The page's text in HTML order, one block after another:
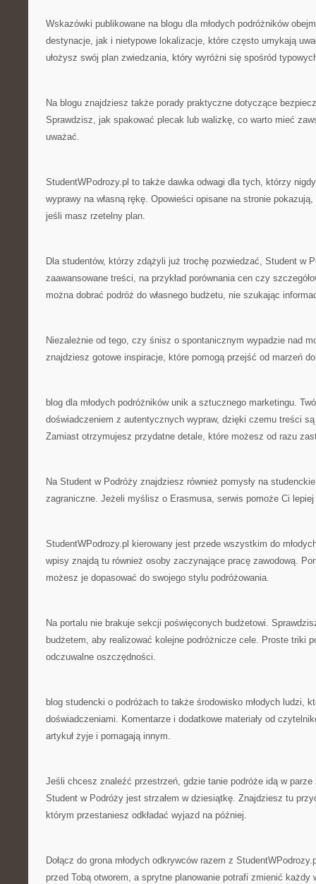
Wskazówki publikowane na blogu dla młodych podróżników
destynacje, jak i nietypowe lokalizacje, które często umykają
ułożysz swój plan zwiedzania, który wyróżni się spośród
Na blogu znajdziesz także porady praktyczne dotyczące
Sprawdzisz, jak spakować plecak lub walizkę, co warto mieć
uważać.
StudentWPodrozy.pl to także dawka odwagi dla tych, którzy
wyprawy na własną rękę. Opowieści opisane na stronie
jeśli masz rzetelny plan.
Dla studentów, którzy zdążyli już trochę pozwiedzać, Student w
zaawansowane treści, na przykład porównania cen czy
można dobrać podróż do własnego budżetu, nie szukając
Niezależnie od tego, czy śnisz o spontanicznym wypadzie nad
znajdziesz gotowe inspiracje, które pomogą przejść od marzeń do
blog dla młodych podróżników unik a sztucznego marketingu.
doświadczeniem z autentycznych wypraw, dzięki czemu treści
Zamiast otrzymujesz przydatne detale, które możesz od razu
Na Student w Podróży znajdziesz również pomysły na
zagraniczne. Jeżeli myślisz o Erasmusa, serwis pomoże Ci
StudentWPodrozy.pl kierowany jest przede wszystkim do
wpisy znajdą tu również osoby zaczynające pracę zawodową.
możesz je dopasować do swojego stylu podróżowania.
Na portalu nie brakuje sekcji poświęconych budżetowi.
budżetem, aby realizować kolejne podróżnicze cele. Proste triki
odczuwalne oszczędności.
blog studencki o podróżach to także środowisko młodych ludzi,
doświadczeniami. Komentarze i dodatkowe materiały od
artykuł żyje i pomagają innym.
Jeśli chcesz znaleźć przestrzeń, gdzie tanie podróże idą w
Student w Podróży jest strzałem w dziesiątkę. Znajdziesz tu
którym przestaniesz odkładać wyjazd na później.
Dołącz do grona młodych odkrywców razem z
przed Tobą otworem, a sprytne planowanie potrafi zmienić każdy